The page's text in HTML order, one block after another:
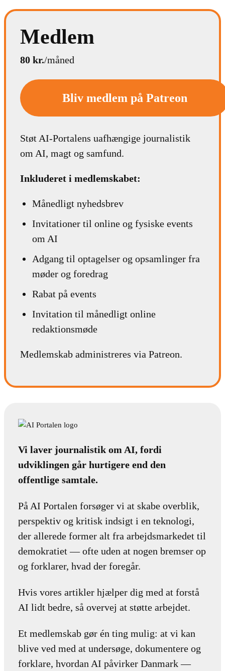
Medlem
80 kr./måned
Bliv medlem på Patreon
Støt AI-Portalens uafhængige journalistik
om AI, magt og samfund.
Inkluderet i medlemskabet:
Månedligt nyhedsbrev
Invitationer til online og fysiske events
om AI
Adgang til optagelser og opsamlinger fra
møder og foredrag
Rabat på events
Invitation til månedligt online
redaktionsmøde
Medlemskab administreres via Patreon.
Vi laver journalistik om AI, fordi
udviklingen går hurtigere end den
offentlige samtale.
På AI Portalen forsøger vi at skabe overblik,
perspektiv og kritisk indsigt i en teknologi,
der allerede former alt fra arbejdsmarkedet til
demokratiet — ofte uden at nogen bremser op
og forklarer, hvad der foregår.
Hvis vores artikler hjælper dig med at forstå
AI lidt bedre, så overvej at støtte arbejdet.
Et medlemskab gør én ting mulig: at vi kan
blive ved med at undersøge, dokumentere og
forklare, hvordan AI påvirker Danmark —